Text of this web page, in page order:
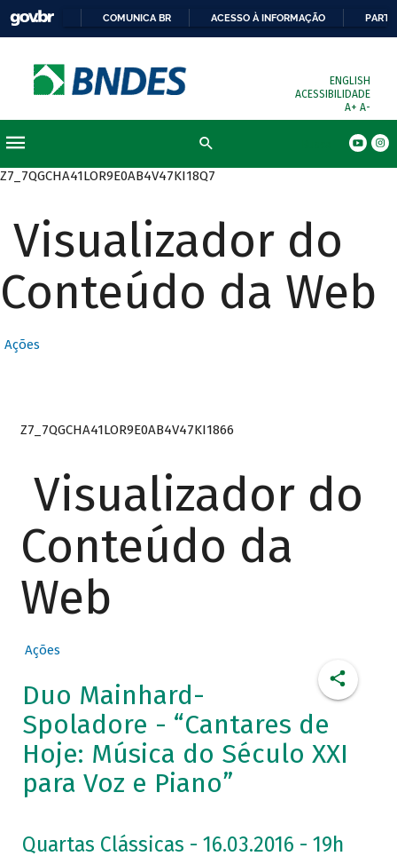
COMUNICA BR ACESSO À INFORMAÇÃO
ENGLISH
ACESSIBILIDADE
A+ A-
Z7_7QGCHA41LOR9E0AB4V47KI18Q7
Visualizador do
Conteúdo da Web
Ações
Z7_7QGCHA41LOR9E0AB4V47KI1866
Visualizador do
Conteúdo da
Web
Ações
Duo Mainhard-
Spoladore - “Cantares de
Hoje: Música do Século XXI
para Voz e Piano”
Quartas Clássicas - 16.03.2016 - 19h